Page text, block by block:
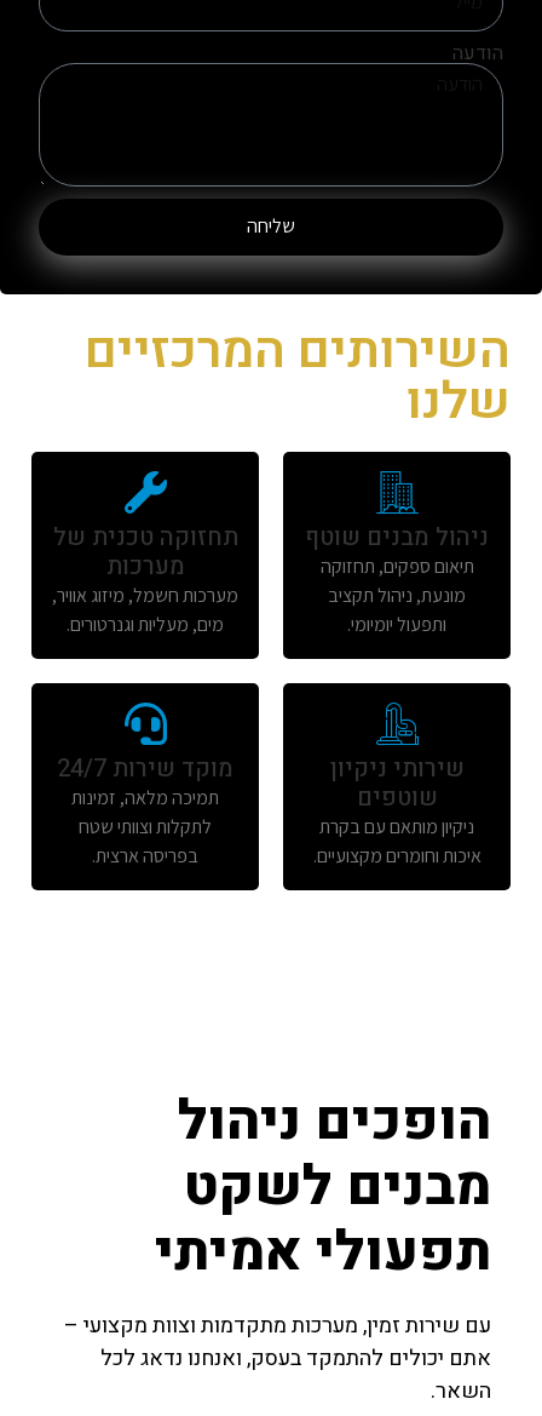
הודעה
שליחה
השירותים המרכזיים
שלנו
ניהול מבנים שוטף
תיאום ספקים, תחזוקה
מונעת, ניהול תקציב
ותפעול יומיומי.
תחזוקה טכנית של
מערכות
מערכות חשמל, מיזוג אוויר,
מים, מעליות וגנרטורים.
שירותי ניקיון
שוטפים
ניקיון מותאם עם בקרת
איכות וחומרים מקצועיים.
מוקד שירות 24/7
תמיכה מלאה, זמינות
לתקלות וצוותי שטח
בפריסה ארצית.
הופכים ניהול
מבנים לשקט
תפעולי אמיתי
עם שירות זמין, מערכות מתקדמות וצוות מקצועי –
אתם יכולים להתמקד בעסק, ואנחנו נדאג לכל
השאר.